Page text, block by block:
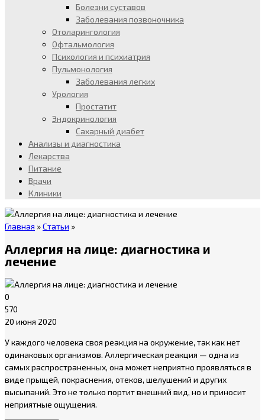
Болезни суставов
Заболевания позвоночника
Отоларингология
Офтальмология
Психология и психиатрия
Пульмонология
Заболевания легких
Урология
Простатит
Эндокринология
Сахарный диабет
Анализы и диагностика
Лекарства
Питание
Врачи
Клиники
Главная »Статьи »
Аллергия на лице: диагностика и
лечение
0
570
20 июня 2020
У каждого человека своя реакция на окружение, так как нет
одинаковых организмов. Аллергическая реакция — одна из
самых распространенных, она может неприятно проявляться в
виде прыщей, покраснения, отеков, шелушений и других
высыпаний. Это не только портит внешний вид, но и приносит
неприятные ощущения.